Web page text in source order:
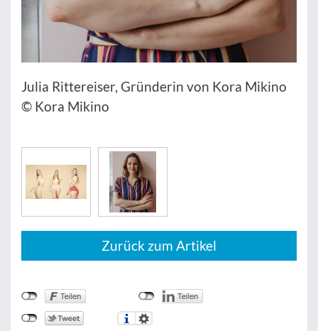
Julia Rittereiser, Gründerin von Kora Mikino
© Kora Mikino
Zurück zum Artikel